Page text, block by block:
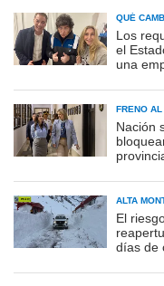
QUÉ
Los
el
una
FRENO
Nación
ALTA
El
días de